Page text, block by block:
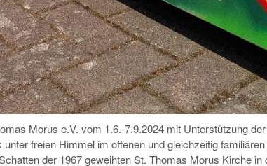
Morus e.V. vom 1.6.-7.9.2024 mit Unterstützung
freien Himmel im offenen und gleichzeitig
der 1967 geweihten St. Thomas Morus Kirche